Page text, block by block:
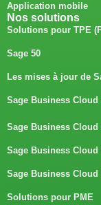
Application mobile
Nos solutions
Solutions pour TPE
Sage 50
Les mises à jour de
Sage Business
Sage Business
Sage Business
Sage Business Cloud
Solutions pour PME